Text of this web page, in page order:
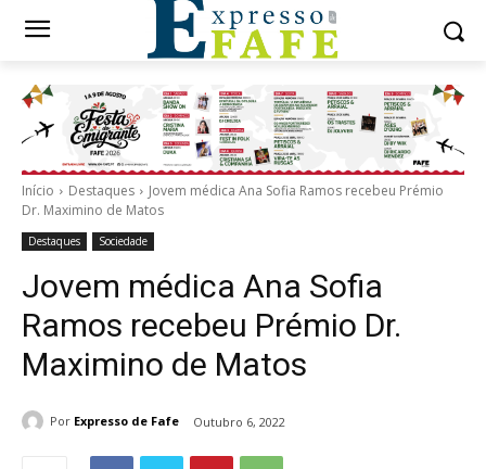
Início Destaques
Jovem médica Ana Sofia Ramos recebeu Prémio
Dr. Maximino de Matos
Destaques Sociedade
Jovem médica Ana Sofia
Ramos recebeu Prémio Dr.
Maximino de Matos
Por Expresso de Fafe Outubro 6, 2022